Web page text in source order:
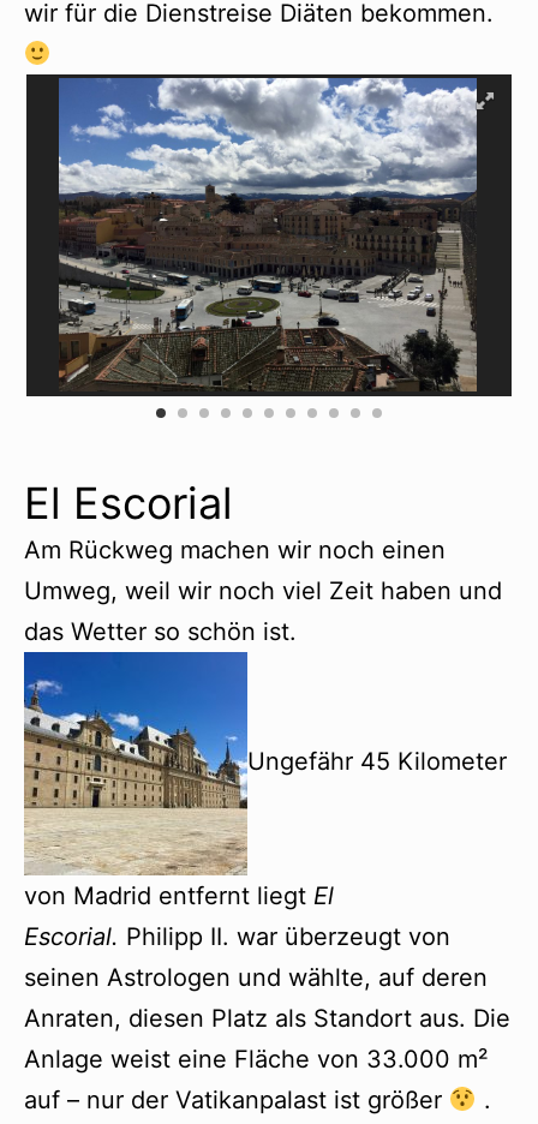
wir für die Dienstreise Diäten bekommen.
El Escorial
Am Rückweg machen wir noch einen
Umweg, weil wir noch viel Zeit haben und
das Wetter so schön ist.
Ungefähr 45 Kilometer
von Madrid entfernt liegt El
Escorial. Philipp II. war überzeugt von
seinen Astrologen und wählte, auf deren
Anraten, diesen Platz als Standort aus. Die
Anlage weist eine Fläche von 33.000 m²
auf – nur der Vatikanpalast ist größer
.